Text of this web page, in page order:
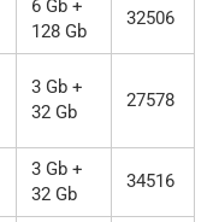
6 Gb +
128 Gb
32506
3 Gb +
32 Gb
27578
3 Gb +
32 Gb
34516